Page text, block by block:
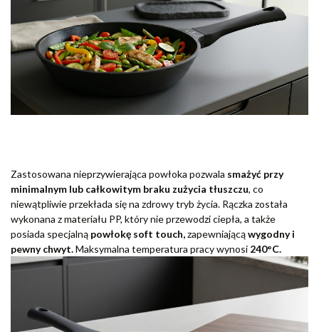
Zastosowana nieprzywierająca powłoka pozwala smażyć przy
minimalnym lub całkowitym braku zużycia tłuszczu, co
niewątpliwie przekłada się na zdrowy tryb życia. Rączka została
wykonana z materiału PP, który nie przewodzi ciepła, a także
posiada specjalną powłokę soft touch,zapewniającąwygodny i
pewny chwyt.Maksymalna temperatura pracy wynosi 240°C.